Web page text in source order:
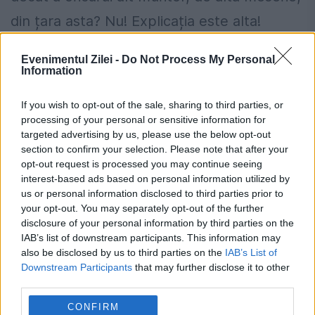
Evenimentul Zilei - Do Not Process My Personal
Information
If you wish to opt-out of the sale, sharing to third parties, or
processing of your personal or sensitive information for
targeted advertising by us, please use the below opt-out
section to confirm your selection. Please note that after your
opt-out request is processed you may continue seeing
interest-based ads based on personal information utilized by
us or personal information disclosed to third parties prior to
your opt-out. You may separately opt-out of the further
disclosure of your personal information by third parties on the
IAB’s list of downstream participants. This information may
also be disclosed by us to third parties on the IAB’s List of
Downstream Participants that may further disclose it to other
CONFIRM
din țara asta? Nu! Explicația este alta!
Magistrații sunt ținuți departe de
răspundere nu pentru că la ei eroarea cu
absolut, ci pentru că dacă nu sunt ținuți în